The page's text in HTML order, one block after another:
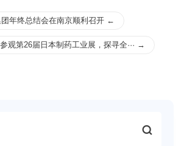
团年终总结会在南京顺利召开 ←
观第26届日本制药工业展，探寻全··· →